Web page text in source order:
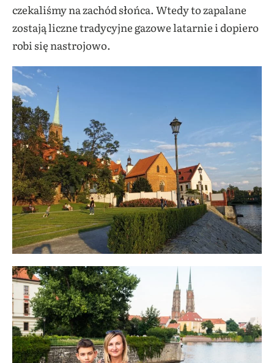
czekaliśmy na zachód słońca. Wtedy to zapalane
zostają liczne tradycyjne gazowe latarnie i dopiero
robi się nastrojowo.